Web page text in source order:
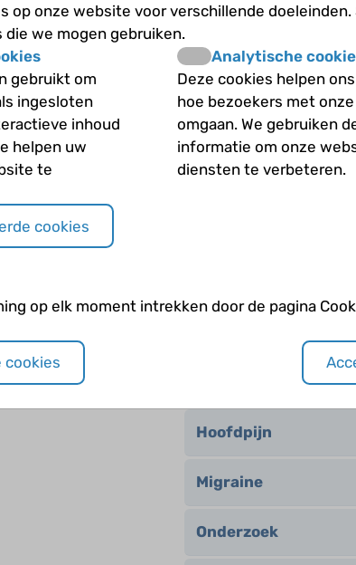
klachten?
Wat kun je tegen
Wat voor soort pijn
Zijn er meer
ouder wordt?
Genetische
Hoofdpijn
Migraine
Onderzoek
op onze website voor verschillende
die we mogen gebruiken.
gebruikt om
ingesloten
inhoud
helpen uw
te
Analytische
Deze cookies helpen
hoe bezoekers met
omgaan. We gebruiken
informatie om onze
diensten te verbeteren.
cookies
op elk moment intrekken door de pagina
cookies